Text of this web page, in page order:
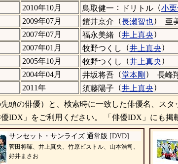
2010年10月 鳥取健一 ： ドリトル（小
2009年07月 鎧井京介 （長瀬智也） 亜
2007年07月 福永美緒（井上真央）
2007年01月 牧野つくし （井上真央）
2005年10月 牧野つくし （井上真央）
2004年04月 井坂将吾（堂本剛 ） 長峰
2011年 須藤陽子 （井上真央）
の俳優）と、検索時に一致した俳優名、スタ
IDX」をご利用ください。 「俳優IDX」にも掲
サンセット・サンライズ 通常版 [DVD]
菅田将暉、井上真央、竹原ピストル、山本浩司、
好井まさお